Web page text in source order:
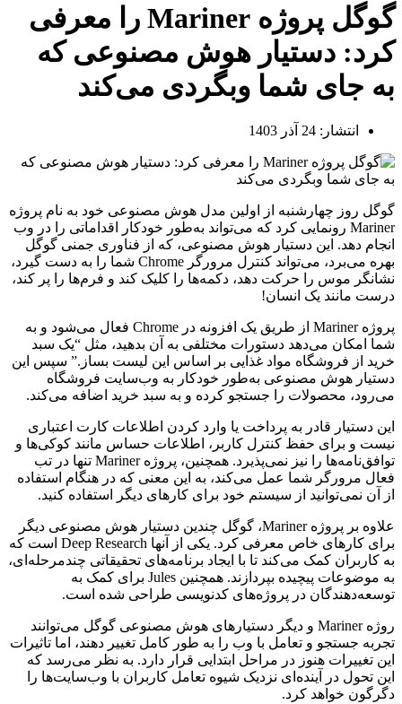
گوگل پروژه Mariner را معرفی
کرد: دستیار هوش مصنوعی که
به جای شما وبگردی می‌کند
انتشار: 24 آذر 1403
گوگل روز چهارشنبه از اولین مدل هوش مصنوعی خود به نام پروژه
Mariner رونمایی کرد که می‌تواند به‌طور خودکار اقداماتی را در وب
انجام دهد. این دستیار هوش مصنوعی، که از فناوری جمنی گوگل
بهره می‌برد، می‌تواند کنترل مرورگر Chrome شما را به دست گیرد،
نشانگر موس را حرکت دهد، دکمه‌ها را کلیک کند و فرم‌ها را پر کند،
درست مانند یک انسان!
پروژه Mariner از طریق یک افزونه در Chrome فعال می‌شود و به
شما امکان می‌دهد دستورات مختلفی به آن بدهید، مثل “یک سبد
خرید از فروشگاه مواد غذایی بر اساس این لیست بساز.” سپس این
دستیار هوش مصنوعی به‌طور خودکار به وب‌سایت فروشگاه
می‌رود، محصولات را جستجو کرده و به سبد خرید اضافه می‌کند.
این دستیار قادر به پرداخت یا وارد کردن اطلاعات کارت اعتباری
نیست و برای حفظ کنترل کاربر، اطلاعات حساس مانند کوکی‌ها و
توافق‌نامه‌ها را نیز نمی‌پذیرد. همچنین، پروژه Mariner تنها در تب
فعال مرورگر شما عمل می‌کند، به این معنی که در هنگام استفاده
از آن نمی‌توانید از سیستم خود برای کارهای دیگر استفاده کنید.
علاوه بر پروژه Mariner، گوگل چندین دستیار هوش مصنوعی دیگر
برای کارهای خاص معرفی کرد. یکی از آنها Deep Research است که
به کاربران کمک می‌کند تا با ایجاد برنامه‌های تحقیقاتی چندمرحله‌ای،
به موضوعات پیچیده بپردازند. همچنین Jules برای کمک به
توسعه‌دهندگان در پروژه‌های کدنویسی طراحی شده است.
روژه Mariner و دیگر دستیارهای هوش مصنوعی گوگل می‌توانند
تجربه جستجو و تعامل با وب را به طور کامل تغییر دهند، اما تاثیرات
این تغییرات هنوز در مراحل ابتدایی قرار دارد. به نظر می‌رسد که
این تحول در آینده‌ای نزدیک شیوه تعامل کاربران با وب‌سایت‌ها را
دگرگون خواهد کرد.